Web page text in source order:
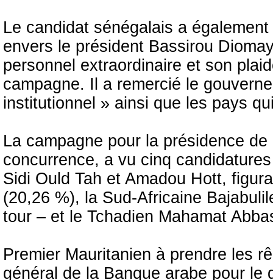
Le candidat sénégalais a
envers le président Bassirou
personnel extraordinaire et son
campagne. Il a remercié le
institutionnel » ainsi que les pays
La campagne pour la présidence
concurrence, a vu cinq
Sidi Ould Tah et Amadou Hott,
(20,26 %), la Sud-Africaine
tour – et le Tchadien Mahamat
Premier Mauritanien à prendre les
général de la Banque arabe pour le